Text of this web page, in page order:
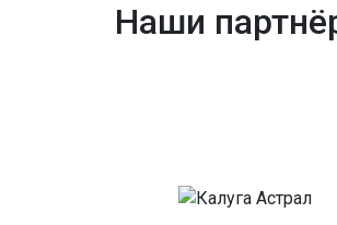
Наши